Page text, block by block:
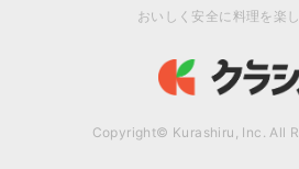
おいしく安全に料理を楽
Copyright© Kurashiru, Inc. All